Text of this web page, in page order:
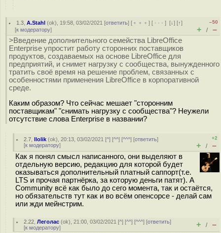
1.3 ,A.Stahl (ok), 19:58, 03/02/2021 [ответить] [ ﹢﹢﹢] [ · · ·][↓] [↑]
[к модератору]
–50
+ / –
>Введение дополнительного семейства LibreOffice
Enterprise упростит работу сторонних поставщиков
продуктов, создаваемых на основе LibreOffice для
предприятий, и снимет нагрузку с сообщества, вынужденного
тратить своё время на решение проблем, связанных с
особенностями применения LibreOffice в корпоративной
среде.
Каким образом? Что сейчас мешает "сторонним
поставщикам" "снимать нагрузку с сообщества"? Неужели
отсутствие слова Enterprise в названии?
2.7 ,llolik (ok), 20:13, 03/02/2021 [^] [^^] [^^^] [ответить]
[к модератору]
+2
+ / –
Как я понял смысл написанного, они выделяют в
отдельную версию, редакцию для которой будет
оказываться дополнительный платный саппорт(т.е.
LTS и прочая партнёрка, за которую деньги патят). А
Community всё как было до сего момента, так и остаётся,
но обязательств тут как и во всём опенсорсе - делай сам
или жди мейнстрим.
2.22 ,Леголас (ok), 21:00, 03/02/2021 [^] [^^] [^^^] [ответить]
[к модератору] + / –